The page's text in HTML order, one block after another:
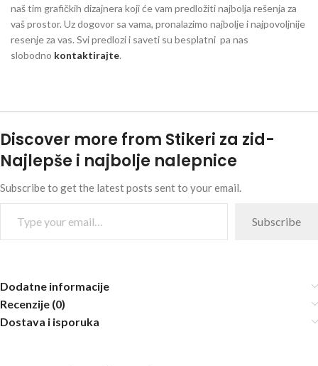
naš tim grafičkih dizajnera koji će vam predložiti najbolja rešenja za
vaš prostor. Uz dogovor sa vama, pronalazimo najbolje i najpovoljnije
resenje za vas. Svi predlozi i saveti su besplatni pa nas
slobodno kontaktirajte.
Discover more from Stikeri za zid-
Najlepše i najbolje nalepnice
Subscribe to get the latest posts sent to your email.
Subscribe
Dodatne informacije
Recenzije (0)
Dostava i isporuka